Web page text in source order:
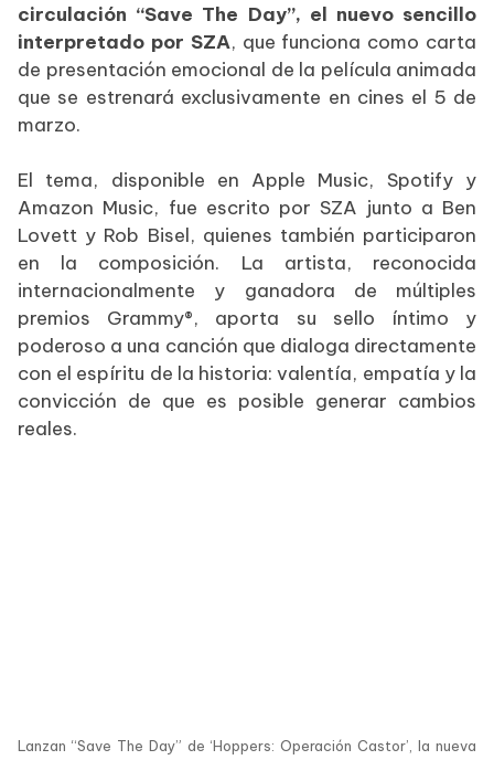
circulación “Save The Day”, el nuevo sencillo
interpretado por SZA, que funciona como carta
de presentación emocional de la película animada
que se estrenará exclusivamente en cines el 5 de
marzo.
El tema, disponible en Apple Music, Spotify y
Amazon Music, fue escrito por SZA junto a Ben
Lovett y Rob Bisel, quienes también participaron
en la composición. La artista, reconocida
internacionalmente y ganadora de múltiples
premios Grammy®, aporta su sello íntimo y
poderoso a una canción que dialoga directamente
con el espíritu de la historia: valentía, empatía y la
convicción de que es posible generar cambios
reales.
Lanzan “Save The Day” de ‘Hoppers: Operación Castor’, la nueva